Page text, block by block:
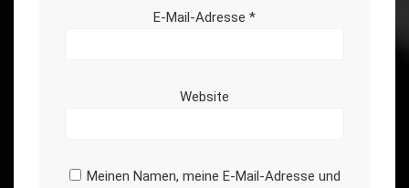
E-Mail-Adresse *
Website
Meinen Namen, meine E-Mail-Adresse und